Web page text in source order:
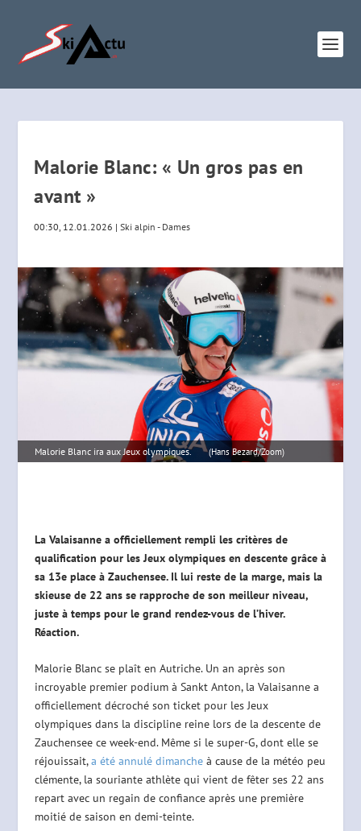
Malorie Blanc: « Un gros pas en
avant »
00:30, 12.01.2026 |Ski alpin - Dames
Malorie Blanc ira aux Jeux olympiques. (Hans Bezard/Zoom)
La Valaisanne a officiellement rempli les critères de
qualification pour les Jeux olympiques en descente grâce à
sa 13e place à Zauchensee. Il lui reste de la marge, mais la
skieuse de 22 ans se rapproche de son meilleur niveau,
juste à temps pour le grand rendez-vous de l’hiver.
Réaction.
Malorie Blanc se plaît en Autriche. Un an après son
incroyable premier podium à Sankt Anton, la Valaisanne a
officiellement décroché son ticket pour les Jeux
olympiques dans la discipline reine lors de la descente de
Zauchensee ce week-end. Même si le super-G, dont elle se
réjouissait,a été annulé dimancheà cause de la météo peu
clémente, la souriante athlète qui vient de fêter ses 22 ans
repart avec un regain de confiance après une première
moitié de saison en demi-teinte.